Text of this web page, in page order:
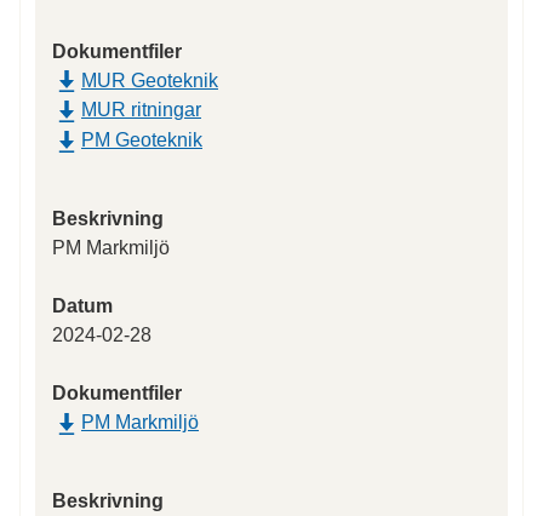
Dokumentfiler
MUR Geoteknik
MUR ritningar
PM Geoteknik
Beskrivning
PM Markmiljö
Datum
2024-02-28
Dokumentfiler
PM Markmiljö
Beskrivning